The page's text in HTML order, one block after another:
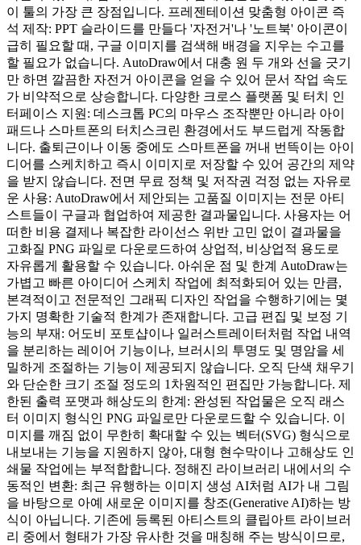
이 툴의 가장 큰 장점입니다. 프레젠테이션 맞춤형 아이콘 즉
석 제작: PPT 슬라이드를 만들다 '자전거'나 '노트북' 아이콘이
급히 필요할 때, 구글 이미지를 검색해 배경을 지우는 수고를
할 필요가 없습니다. AutoDraw에서 대충 원 두 개와 선을 긋기
만 하면 깔끔한 자전거 아이콘을 얻을 수 있어 문서 작업 속도
가 비약적으로 상승합니다. 다양한 크로스 플랫폼 및 터치 인
터페이스 지원: 데스크톱 PC의 마우스 조작뿐만 아니라 아이
패드나 스마트폰의 터치스크린 환경에서도 부드럽게 작동합
니다. 출퇴근이나 이동 중에도 스마트폰을 꺼내 번뜩이는 아이
디어를 스케치하고 즉시 이미지로 저장할 수 있어 공간의 제약
을 받지 않습니다. 전면 무료 정책 및 저작권 걱정 없는 자유로
운 사용: AutoDraw에서 제안되는 고품질 이미지는 전문 아티
스트들이 구글과 협업하여 제공한 결과물입니다. 사용자는 어
떠한 비용 결제나 복잡한 라이선스 위반 고민 없이 결과물을
고화질 PNG 파일로 다운로드하여 상업적, 비상업적 용도로
자유롭게 활용할 수 있습니다. 아쉬운 점 및 한계 AutoDraw는
가볍고 빠른 아이디어 스케치 작업에 최적화되어 있는 만큼,
본격적이고 전문적인 그래픽 디자인 작업을 수행하기에는 몇
가지 명확한 기술적 한계가 존재합니다. 고급 편집 및 보정 기
능의 부재: 어도비 포토샵이나 일러스트레이터처럼 작업 내역
을 분리하는 레이어 기능이나, 브러시의 투명도 및 명암을 세
밀하게 조절하는 기능이 제공되지 않습니다. 오직 단색 채우기
와 단순한 크기 조절 정도의 1차원적인 편집만 가능합니다. 제
한된 출력 포맷과 해상도의 한계: 완성된 작업물은 오직 래스
터 이미지 형식인 PNG 파일로만 다운로드할 수 있습니다. 이
미지를 깨짐 없이 무한히 확대할 수 있는 벡터(SVG) 형식으로
내보내는 기능을 지원하지 않아, 대형 현수막이나 고해상도 인
쇄물 작업에는 부적합합니다. 정해진 라이브러리 내에서의 수
동적인 변환: 최근 유행하는 이미지 생성 AI처럼 AI가 내 그림
을 바탕으로 아예 새로운 이미지를 창조(Generative AI)하는 방
식이 아닙니다. 기존에 등록된 아티스트의 클립아트 라이브러
리 중에서 형태가 가장 유사한 것을 매칭해 주는 방식이므로,